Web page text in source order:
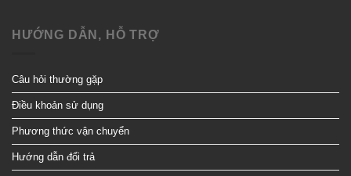
HƯỚNG DẪN, HỖ TRỢ
Câu hỏi thường gặp
Điều khoản sử dụng
Phương thức vận chuyển
Hướng dẫn đổi trả